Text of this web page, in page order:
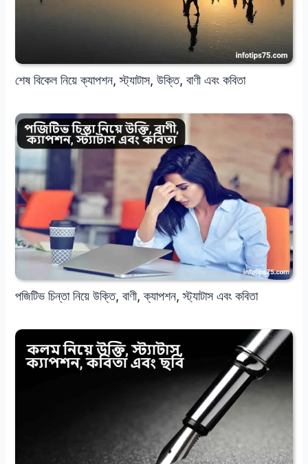
শেষ বিকেল নিয়ে ক্যাপশন, স্ট্যাটাস, উক্তি, বাণী এবং কবিতা
পজিটিভ চিন্তা নিয়ে উক্তি, বাণী, ক্যাপশন, স্ট্যাটাস এবং কবিতা